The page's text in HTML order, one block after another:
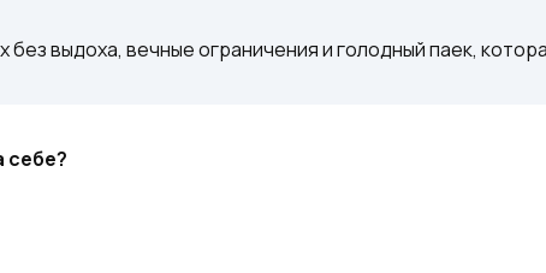
без выдоха, вечные ограничения и голодный паек,
себе?